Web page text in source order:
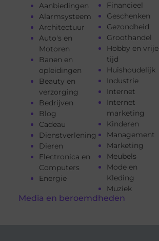
Aanbiedingen
Alarmsysteem
Architectuur
Auto's en
Motoren
Banen en
opleidingen
Beauty en
verzorging
Bedrijven
Blog
Cadeau
Dienstverlening
Dieren
Electronica en
Computers
Energie
Financieel
Geschenken
Gezondheid
Groothandel
Hobby en vrije
tijd
Huishoudelijk
Industrie
Internet
Internet
marketing
Kinderen
Management
Marketing
Meubels
Mode en
Kleding
Muziek
Media en beroemdheden